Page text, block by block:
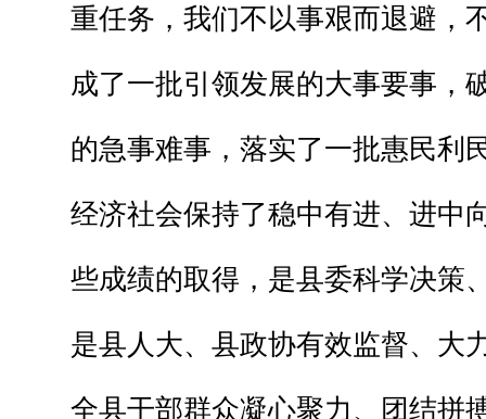
重任务，我们不以事艰而退避，
成了一批引领发展的大事要事，
的急事难事，落实了一批惠民利
经济社会保持了稳中有进、进中
些成绩的取得，是县委科学决策
是县人大、县政协有效监督、大
全县干部群众凝心聚力、团结拼